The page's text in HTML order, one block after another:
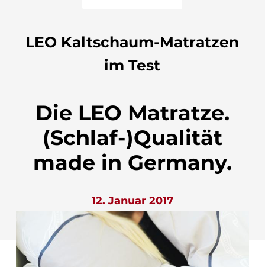
LEO Kaltschaum-Matratzen
im Test
Die LEO Matratze.
(Schlaf-)Qualität
made in Germany.
12. Januar 2017